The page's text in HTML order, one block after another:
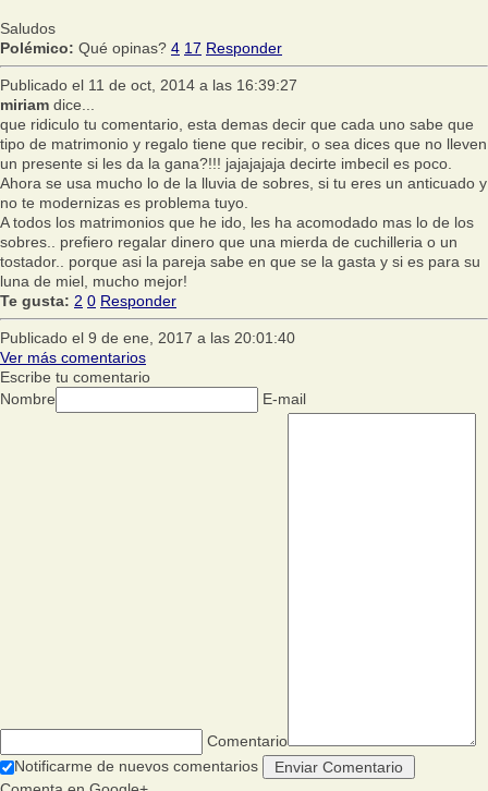
Saludos
Polémico: Qué opinas? 4 17 Responder
Publicado el 11 de oct, 2014 a las 16:39:27
miriam dice...
que ridiculo tu comentario, esta demas decir que cada uno sabe que
tipo de matrimonio y regalo tiene que recibir, o sea dices que no lleven
un presente si les da la gana?!!! jajajajaja decirte imbecil es poco.
Ahora se usa mucho lo de la lluvia de sobres, si tu eres un anticuado y
no te modernizas es problema tuyo.
A todos los matrimonios que he ido, les ha acomodado mas lo de los
sobres.. prefiero regalar dinero que una mierda de cuchilleria o un
tostador.. porque asi la pareja sabe en que se la gasta y si es para su
luna de miel, mucho mejor!
Te gusta: 2 0 Responder
Publicado el 9 de ene, 2017 a las 20:01:40
Ver más comentarios
Escribe tu comentario
Nombre
E-mail
Comentario
Notificarme de nuevos comentarios